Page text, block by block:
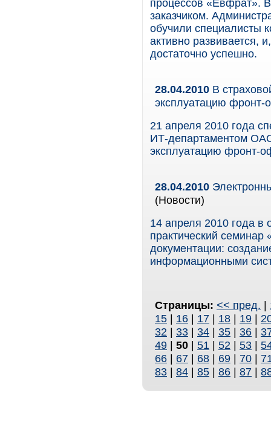
процессов «Евфрат».
заказчиком.
обучили специалисты
активно развивается,
достаточно успешно.
28.04.2010 В
эксплуатацию
21 апреля 2010 года
ИТ-департаментом
эксплуатацию фронт-
28.04.2010
(Новости)
14 апреля 2010 года в
практический семинар
документации:
информационными
Страницы: << пред. |
15 | 16 | 17 | 18 | 19 |
32 | 33 | 34 | 35 | 36 |
49 | 50 | 51 | 52 | 53 |
66 | 67 | 68 | 69 | 70 |
83 | 84 | 85 | 86 | 87 |